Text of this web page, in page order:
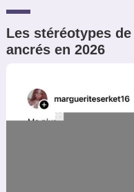
Les stéréotypes
ancrés en 2026